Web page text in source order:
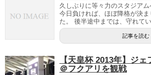
久しぶりに等々力のスタジアム
今日負ければ、ほぼ降格が決
た。 後半途中までは、守れて
記事を読む
【天皇杯 2013年】ジ
＠フクアリを観戦